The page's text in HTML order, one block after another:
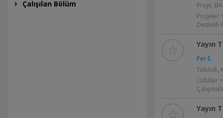
Çalışılan Bölüm
Proje,
Projeler
Destekli
Yayın
Per E.
Tübitak,
Ödüller
Yayın